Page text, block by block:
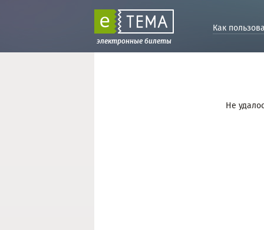
электронные билеты
Как
Не